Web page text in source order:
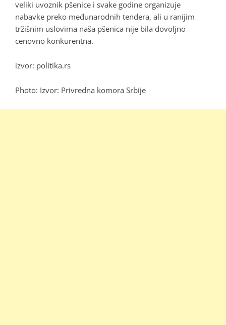
veliki uvoznik pšenice i svake godine organizuje
nabavke preko međunarodnih tendera, ali u ranijim
tržišnim uslovima naša pšenica nije bila dovoljno
cenovno konkurentna.
izvor: politika.rs
Photo: Izvor: Privredna komora Srbije